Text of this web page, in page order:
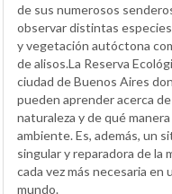
de sus numerosos
observar distintas
y vegetación autóctona
de alisos.La Reserva
ciudad de Buenos Aires
pueden aprender acerca
naturaleza y de qué
ambiente. Es, además, un
singular y reparadora de la
cada vez más necesaria en
mundo.